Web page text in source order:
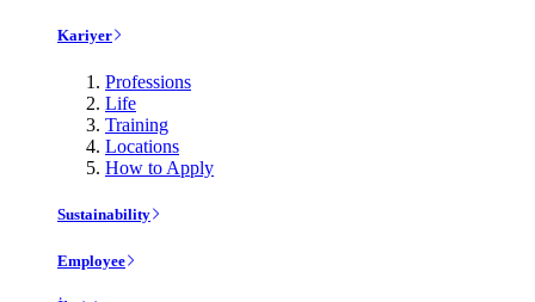
Kariyer
Professions
Life
Training
Locations
How to Apply
Sustainability
Employee